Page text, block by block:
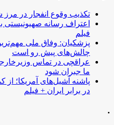
تکذیب وقوع انفجار در مرز
اعتراف رسانه صهیونیستی
فیلم
پزشکیان: وفاق ملی
چالش‌های پیش رو است
عراقچی در تماس
ما جبران شود
پاشنه آشیل‌های آمریکا؛
در برابر ایران + فیلم
.